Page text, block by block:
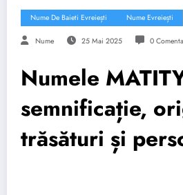
Nume De Baieti Evreiești Nume Evreiești
Nume 25 Mai 2025 0
Numele
semnificație,
trăsături și